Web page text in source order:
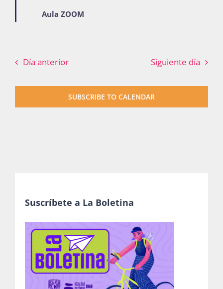
Aula ZOOM
Día anterior Siguiente día
SUBSCRIBE TO CALENDAR
Suscríbete a La Boletina